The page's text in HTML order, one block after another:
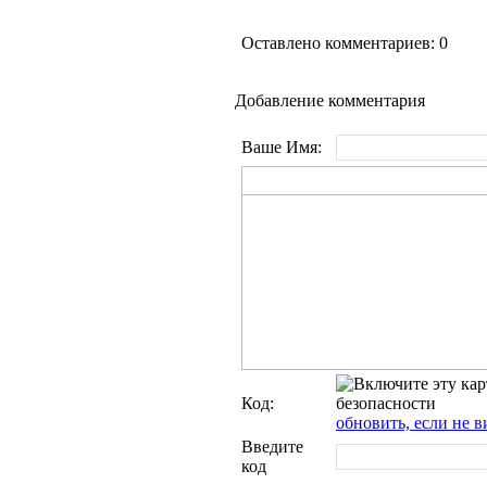
Оставлено комментариев: 0
Добавление комментария
Ваше Имя:
Код:
обновить, если не
Введите
код